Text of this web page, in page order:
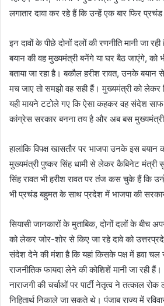
लगातार दावा कर रहे हैं कि उन्हें एक बार फिर प्रचंड
इन दावों के पीछे दोनों दलों की रणनीति मानी जा
बयान की वह मुख्यमंत्री बनेंगे या घर बैठ जाएंगे, को
बताया जा रहा है। बकौल हरीश रावत, उनके बयान
मच जाए तो समझो वह सही हैं। मुख्यमंत्री को
यही मायने टटोले गए कि ऐसा कहकर वह संदेश
कांग्रेस सरकार बनना तय है और अब बस मुख्यमंत्री
हालांकि विपक्ष खासतौर पर भाजपा उनके इस
मुख्यमंत्री पुष्कर सिंह धामी से लेकर कैबिनेट मंत्री
सिंह रावत भी हरीश रावत पर तंज कस चुके हैं कि
भी प्रचंड बहुमत के साथ प्रदेश में भाजपा की
सियासी जानकारों के मुताबिक, दोनों दलों के बीच
को लेकर जोर-शोर से किए जा रहे दावे को
संदेश देने की मंशा है कि यहां किसके पक्ष में हवा चल
राजनीतिक फायदा लेने की कोशिशें मानी जा रही
नाराजगी की चर्चाओं पर पार्टी नेतृत्व ने तत्काल
निहितार्थ निकाले जा सकते थे। पंजाब राज्य में